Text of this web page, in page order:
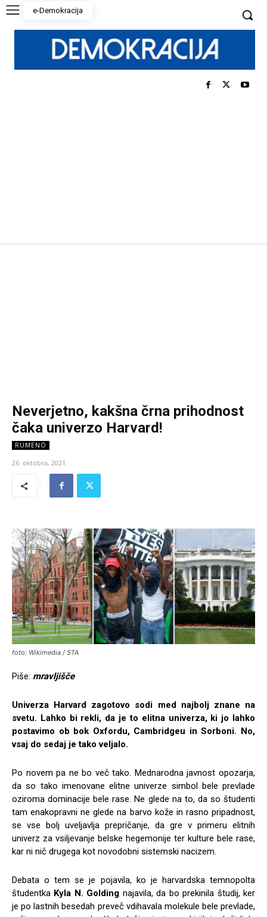
e-Demokracija
Neverjetno, kakšna črna prihodnost
čaka univerzo Harvard!
RUMENO
26. oktobra, 2021
foto: Wikimedia / STA
Piše: mravljišče
Univerza Harvard zagotovo sodi med najbolj znane na
svetu. Lahko bi rekli, da je to elitna univerza, ki jo lahko
postavimo ob bok Oxfordu, Cambridgeu in Sorboni. No,
vsaj do sedaj je tako veljalo.
Po novem pa ne bo več tako. Mednarodna javnost opozarja,
da so tako imenovane elitne univerze simbol bele prevlade
oziroma dominacije bele rase. Ne glede na to, da so študenti
tam enakopravni ne glede na barvo kože in rasno pripadnost,
se vse bolj uveljavlja prepričanje, da gre v primeru elitnih
univerz za vsiljevanje belske hegemonije ter kulture bele rase,
kar ni nič drugega kot novodobni sistemski nacizem.
Debata o tem se je pojavila, ko je harvardska temnopolta
študentka Kyla N. Golding najavila, da bo prekinila študij, ker
je po lastnih besedah preveč vdihavala molekule bele prevlade,